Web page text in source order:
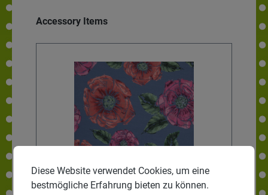
Accessory Items
Diese Website verwendet Cookies, um eine
bestmögliche Erfahrung bieten zu können.